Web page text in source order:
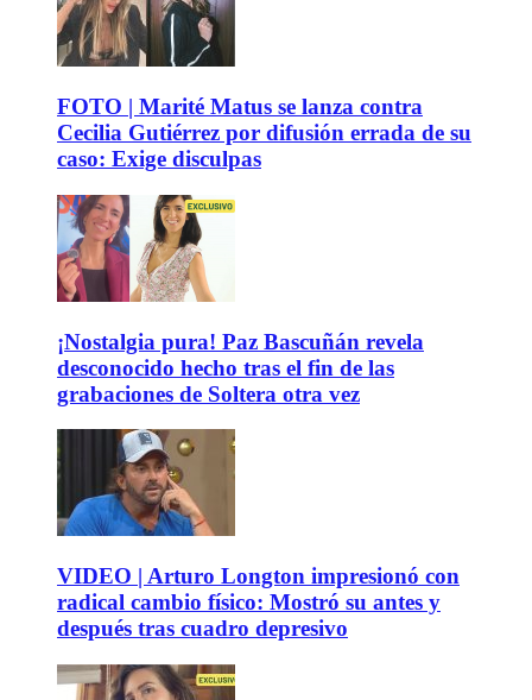
FOTO | Marité Matus se lanza contra
Cecilia Gutiérrez por difusión errada de su
caso: Exige disculpas
¡Nostalgia pura! Paz Bascuñán revela
desconocido hecho tras el fin de las
grabaciones de Soltera otra vez
VIDEO | Arturo Longton impresionó con
radical cambio físico: Mostró su antes y
después tras cuadro depresivo